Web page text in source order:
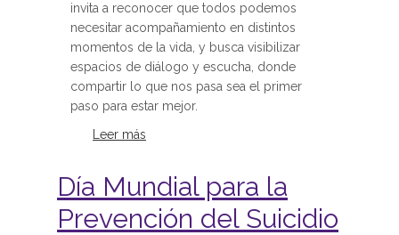
invita a reconocer que todos podemos
necesitar acompañamiento en distintos
momentos de la vida, y busca visibilizar
espacios de diálogo y escucha, donde
compartir lo que nos pasa sea el primer
paso para estar mejor.
Leer más
Día Mundial para la
Prevención del Suicidio